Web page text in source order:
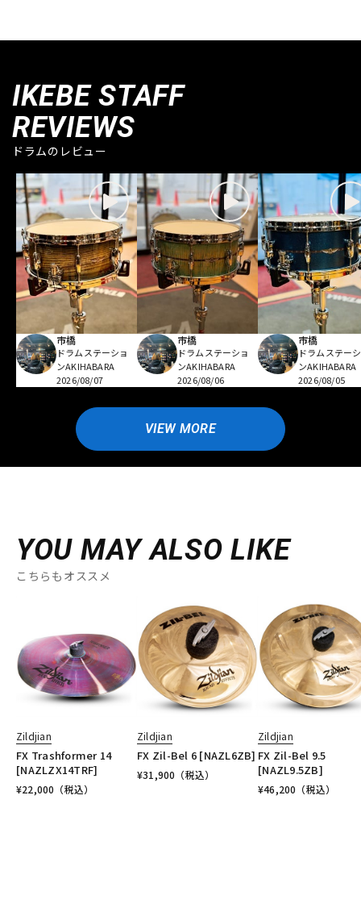
IKEBE STAFF
REVIEWS
ドラムのレビュー
市橋
ドラムステーショ
ンAKIHABARA
2026/08/07
市橋
ドラムステーショ
ンAKIHABARA
2026/08/06
市橋
ドラムステー
ンAKIHABARA
2026/08/05
VIEW MORE
YOU MAY ALSO LIKE
こちらもオススメ
Zildjian
FX Trashformer 14
[NAZLZX14TRF]
¥22,000 （税込）
Zildjian
FX Zil-Bel 6 [NAZL6ZB]
¥31,900 （税込）
Zildjian
FX Zil-Bel 9.5
[NAZL9.5ZB]
¥46,200 （税込）